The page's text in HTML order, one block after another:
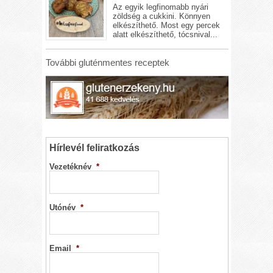
Az egyik legfinomabb nyári
zöldség a cukkini. Könnyen
elkészíthető. Most egy percek
alatt elkészíthető, tócsnival...
További gluténmentes receptek
Hírlevél feliratkozás
Vezetéknév *
Utónév *
Email *